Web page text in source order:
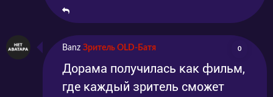
Banz Зритель OLD-Батя 0
Дорама получилась как фильм,
где каждый зритель сможет